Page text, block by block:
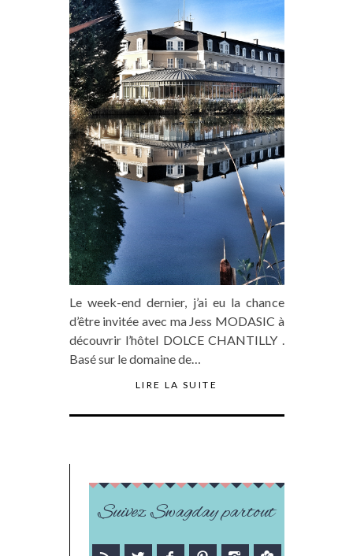
Le week-end dernier, j’ai eu la chance
d’être invitée avec ma Jess MODASIC à
découvrir l’hôtel DOLCE CHANTILLY .
Basé sur le domaine de…
LIRE LA SUITE
Suivez Swagday partout